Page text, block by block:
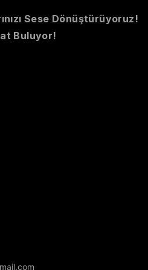
Sese Dönüştürüyoruz!
Buluyor!